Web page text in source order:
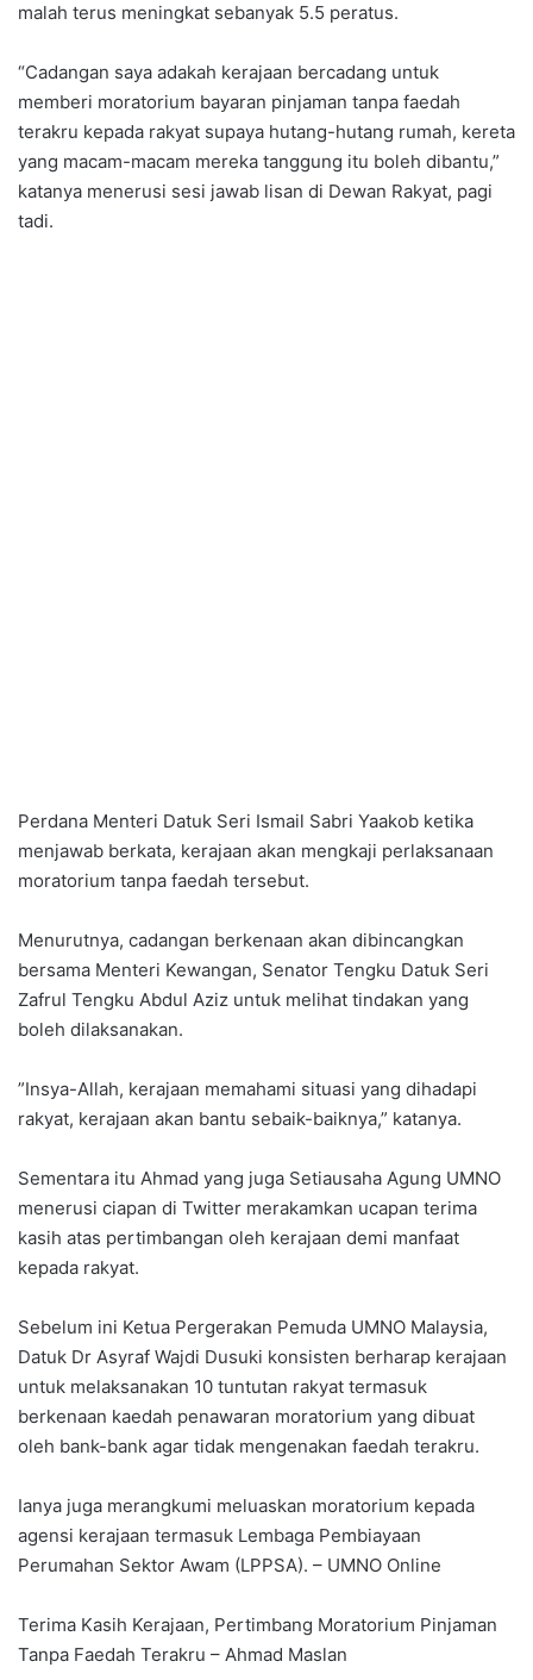
malah terus meningkat sebanyak 5.5 peratus.
“Cadangan saya adakah kerajaan bercadang untuk
memberi moratorium bayaran pinjaman tanpa faedah
terakru kepada rakyat supaya hutang-hutang rumah, kereta
yang macam-macam mereka tanggung itu boleh dibantu,”
katanya menerusi sesi jawab lisan di Dewan Rakyat, pagi
tadi.
Perdana Menteri Datuk Seri Ismail Sabri Yaakob ketika
menjawab berkata, kerajaan akan mengkaji perlaksanaan
moratorium tanpa faedah tersebut.
Menurutnya, cadangan berkenaan akan dibincangkan
bersama Menteri Kewangan, Senator Tengku Datuk Seri
Zafrul Tengku Abdul Aziz untuk melihat tindakan yang
boleh dilaksanakan.
”Insya-Allah, kerajaan memahami situasi yang dihadapi
rakyat, kerajaan akan bantu sebaik-baiknya,” katanya.
Sementara itu Ahmad yang juga Setiausaha Agung UMNO
menerusi ciapan di Twitter merakamkan ucapan terima
kasih atas pertimbangan oleh kerajaan demi manfaat
kepada rakyat.
Sebelum ini Ketua Pergerakan Pemuda UMNO Malaysia,
Datuk Dr Asyraf Wajdi Dusuki konsisten berharap kerajaan
untuk melaksanakan 10 tuntutan rakyat termasuk
berkenaan kaedah penawaran moratorium yang dibuat
oleh bank-bank agar tidak mengenakan faedah terakru.
Ianya juga merangkumi meluaskan moratorium kepada
agensi kerajaan termasuk Lembaga Pembiayaan
Perumahan Sektor Awam (LPPSA). – UMNO Online
Terima Kasih Kerajaan, Pertimbang Moratorium Pinjaman
Tanpa Faedah Terakru – Ahmad Maslan